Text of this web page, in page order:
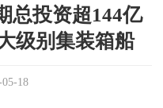
总投资超144亿
级别集装箱船
18